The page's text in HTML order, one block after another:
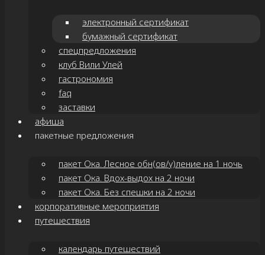
электронный сертификат
бумажный сертификат
спецпредложения
клуб Вили Улей
гастрономия
faq
заставки
афиша
пакетные предложения
пакет Ока. Лесное обн(ов/у)ление на 1 ночь
пакет Ока. Вдох-выдох на 2 ночи
пакет Ока. Без спешки на 2 ночи
корпоративные мероприятия
путешествия
календарь путешествий